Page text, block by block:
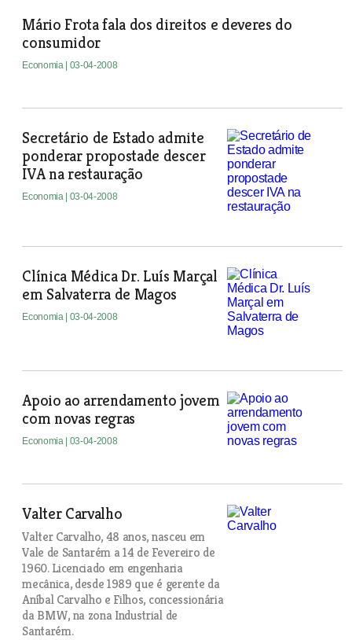
Mário Frota fala dos direitos e deveres do
consumidor
Economia | 03-04-2008
Secretário de Estado admite
ponderar propostade descer
IVA na restauração
Economia | 03-04-2008
Clínica Médica Dr. Luís Marçal
em Salvaterra de Magos
Economia | 03-04-2008
Apoio ao arrendamento jovem
com novas regras
Economia | 03-04-2008
Valter Carvalho
Valter Carvalho, 48 anos, nasceu em
Vale de Santarém a 14 de Fevereiro de
1960. Licenciado em engenharia
mecânica, desde 1989 que é gerente da
Aníbal Carvalho e Filhos, concessionária
da BMW, na zona Industrial de
Santarém.